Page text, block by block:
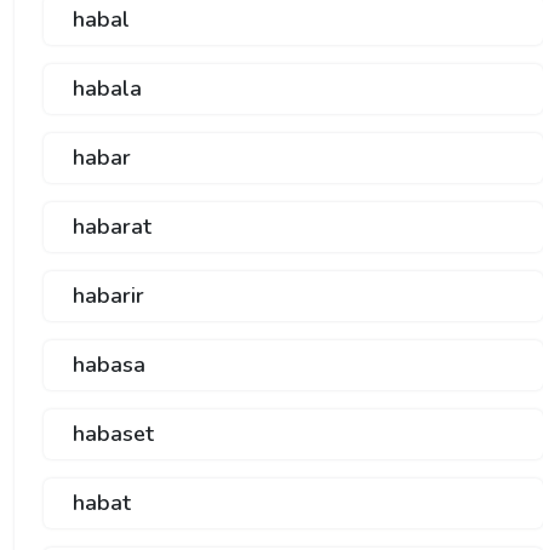
habal
habala
habar
habarat
habarir
habasa
habaset
habat